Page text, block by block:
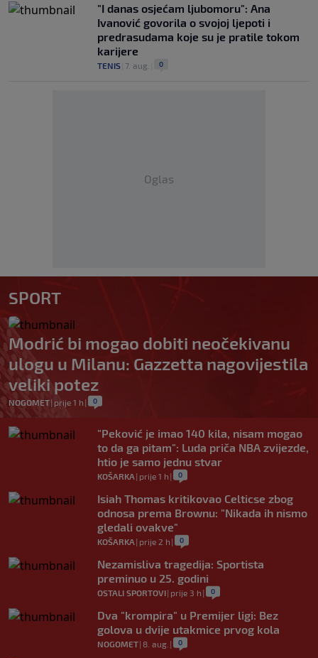
"I danas osjećam ljubomoru": Ana
Ivanović govorila o svojoj ljepoti i
predrasudama koje su je pratile tokom
karijere
TENIS 7. aug. 0
Oglas
SPORT
Modrić bi mogao dobiti neočekivanu
ulogu u Milanu: Gazzetta nagovijestila
veliki potez
NOGOMET| prije 1 h | 0
"Peković je imao 140 kila, nisam mogao
to da ga pitam": Luda priča NBA zvijezde,
htio je samo jednu stvar
KOŠARKA | prije 1 h | 0
Isiah Thomas kritikovao Celticse zbog
odnosa prema Brownu: "Nikada ih nismo
gledali ovakve"
KOŠARKA | prije 2 h | 0
Nezamisliva tragedija: Sportista
preminuo u 25. godini
OSTALI SPORTOVI| prije 3 h | 0
Dva "krompira" u Premijer ligi: Bez
golova u dvije utakmice prvog kola
NOGOMET| 8. aug. | 0